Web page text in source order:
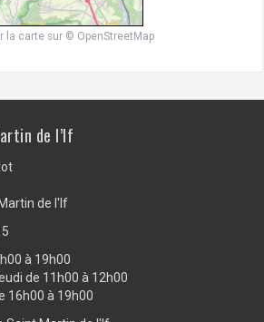
la carte sur © OpenStreetMap
de l’If
de l'If
à 19h00
de 11h00 à 12h00
16h00 à 19h00